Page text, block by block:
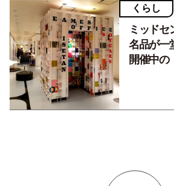
くらし
ミッドセ
名品が一
開催中の